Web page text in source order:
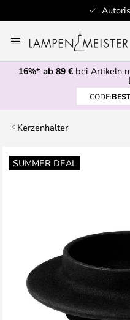
Inhalt
springen
16%* ab 89 € bei Artikeln
CODE:
Kerzenhalter
SUMMER DEAL
Zum
Ende